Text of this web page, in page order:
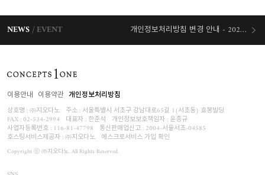
NEWS EVENT 개인정보처리방침 변경 안내 - 2026/07/30 시행
이용안내 이용약관 개인정보처리방침
상호명 : ㈜지오다노 주소 : 서울특별시 서초구 강남대로65길 1(서초동) 효봉빌딩
FAX : 02-534-2994 대표자 : 한준석 개인정보보호책임자 : 윤종규
사업자등록번호 : 116-81-47798 통신판매업신고 : 2004-서울서초-04585
호스팅서비스제공자 : ㈜지오다노 에스크로서비스 가입 확인
Copyright ⓒ ㈜지오다노. All Rights Reserved.